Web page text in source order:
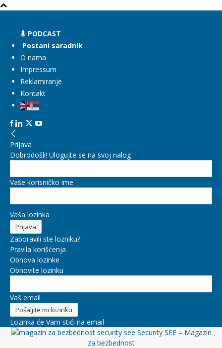
PODCAST
Postani saradnik
O nama
Impressum
Reklamiranje
Kontakt
Prijava
Dobrodošli! Ulogujte se na svoj nalog
Vaše korisničko ime
Vaša lozinka
Zaboravili ste lozniku?
Pravila korišćenja
Obnova lozinke
Obnovite lozinku
Vaš email
Lozinka će Vam stići na email
Security SEE – Magazin
za bezbednost